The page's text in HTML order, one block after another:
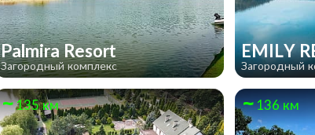
Palmira Resort
Загородный комплекс
EMILY
Загородный
135 км 136 км